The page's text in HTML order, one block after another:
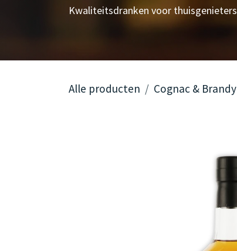
Kwaliteitsdranken voor thuisgenieters
Alle producten Cognac & Brandy